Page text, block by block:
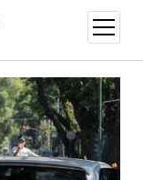
abrir
menú